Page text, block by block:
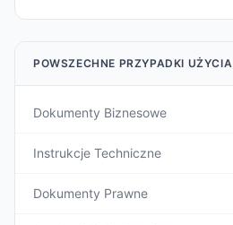
POWSZECHNE PRZYPADKI UŻYCIA
Dokumenty Biznesowe
Instrukcje Techniczne
Dokumenty Prawne